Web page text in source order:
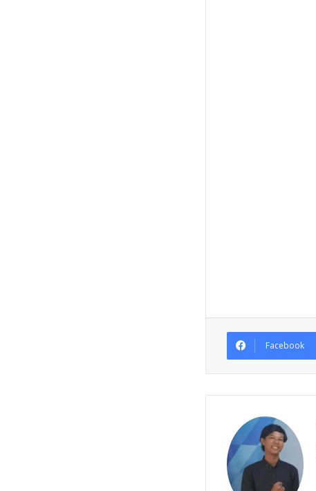
Facebook